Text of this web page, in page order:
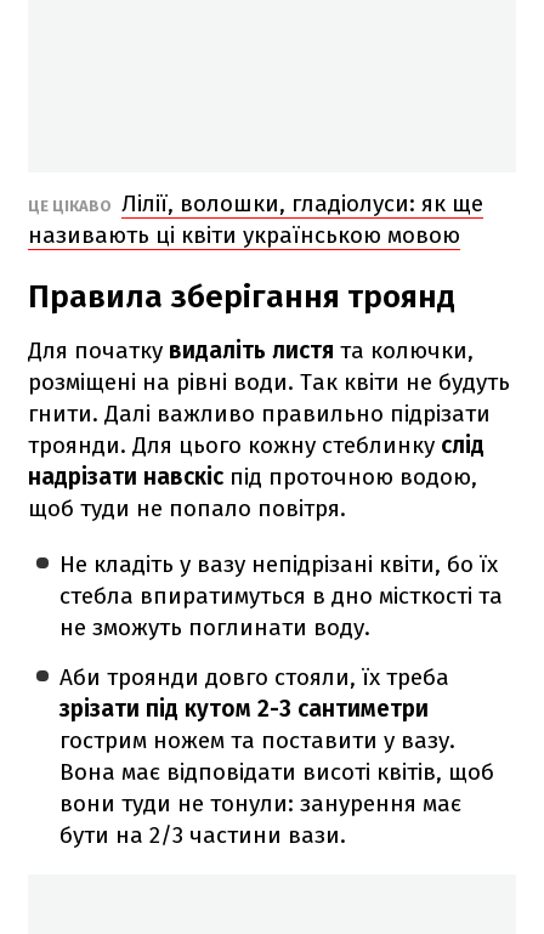
ЦЕ ЦІКАВО Лілії, волошки, гладіолуси: як ще
називають ці квіти українською мовою
Правила зберігання троянд
Для початку видаліть листя та колючки,
розміщені на рівні води. Так квіти не будуть
гнити. Далі важливо правильно підрізати
троянди. Для цього кожну стеблинку слід
надрізати навскіс під проточною водою,
щоб туди не попало повітря.
Не кладіть у вазу непідрізані квіти, бо їх
стебла впиратимуться в дно місткості та
не зможуть поглинати воду.
Аби троянди довго стояли, їх треба
зрізати під кутом 2-3 сантиметри
гострим ножем та поставити у вазу.
Вона має відповідати висоті квітів, щоб
вони туди не тонули: занурення має
бути на 2/3 частини вази.